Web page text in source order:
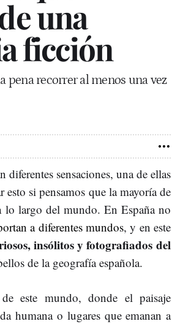
una
ficción
pena recorrer al menos una vez
sensaciones, una de ellas
esto si pensamos que la mayoría de
lo largo del mundo. En España no
a diferentes mundos, y en este
insólitos y fotografiados del
de la geografía española.
este mundo, donde el paisaje
humana o lugares que emanan a